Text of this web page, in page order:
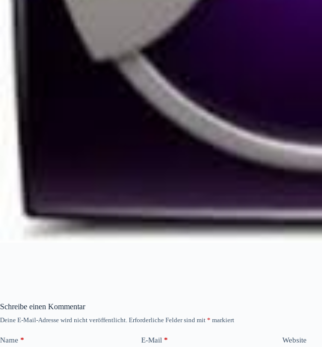
Schreibe einen Kommentar
Deine E-Mail-Adresse wird nicht veröffentlicht. Erforderliche Felder sind mit * markiert
Name * E-Mail * Website